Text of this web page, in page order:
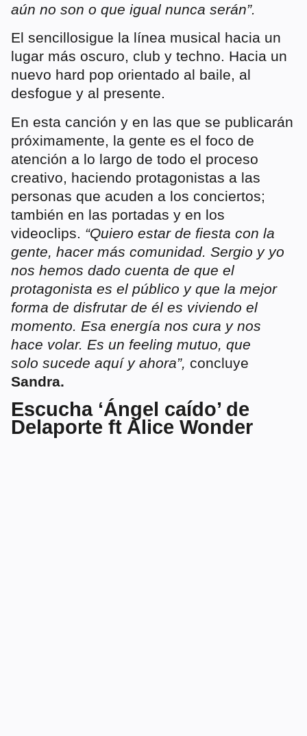
aún no son o que igual nunca serán”.
El sencillosigue la línea musical hacia un
lugar más oscuro, club y techno. Hacia un
nuevo hard pop orientado al baile, al
desfogue y al presente.
En esta canción y en las que se publicarán
próximamente, la gente es el foco de
atención a lo largo de todo el proceso
creativo, haciendo protagonistas a las
personas que acuden a los conciertos;
también en las portadas y en los
videoclips. “Quiero estar de fiesta con la
gente, hacer más comunidad. Sergio y yo
nos hemos dado cuenta de que el
protagonista es el público y que la mejor
forma de disfrutar de él es viviendo el
momento. Esa energía nos cura y nos
hace volar. Es un feeling mutuo, que
solo sucede aquí y ahora”, concluye
Sandra.
Escucha ‘Ángel caído’ de
Delaporte ft Alice Wonder